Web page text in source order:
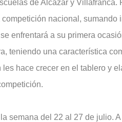
de Alcázar y Villafranca.
nacional, sumando
enfrentará a su primera
teniendo una característica
hace crecer en el tablero y
semana del 22 al 27 de julio.